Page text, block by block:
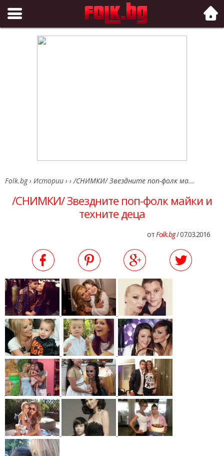
Folk.bg
Folk.bg › Истории › ›/СНИМКИ/ Звездните поп-фолк ма...
/СНИМКИ/ Звездните поп-фолк майки и
техните деца
отFolk.bg/ 07.03.2016